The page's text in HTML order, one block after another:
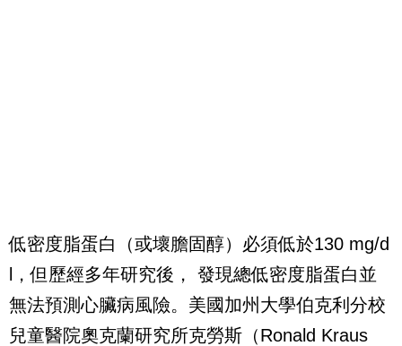
低密度脂蛋白（或壞膽固醇）必須低於130 mg/d
，但歷經多年研究後，
發現總低密度脂蛋白並
無法預測心臟病風險。美國加州大學伯克利分校
兒童醫院奧克蘭研究所克勞斯（Ronald Kraus